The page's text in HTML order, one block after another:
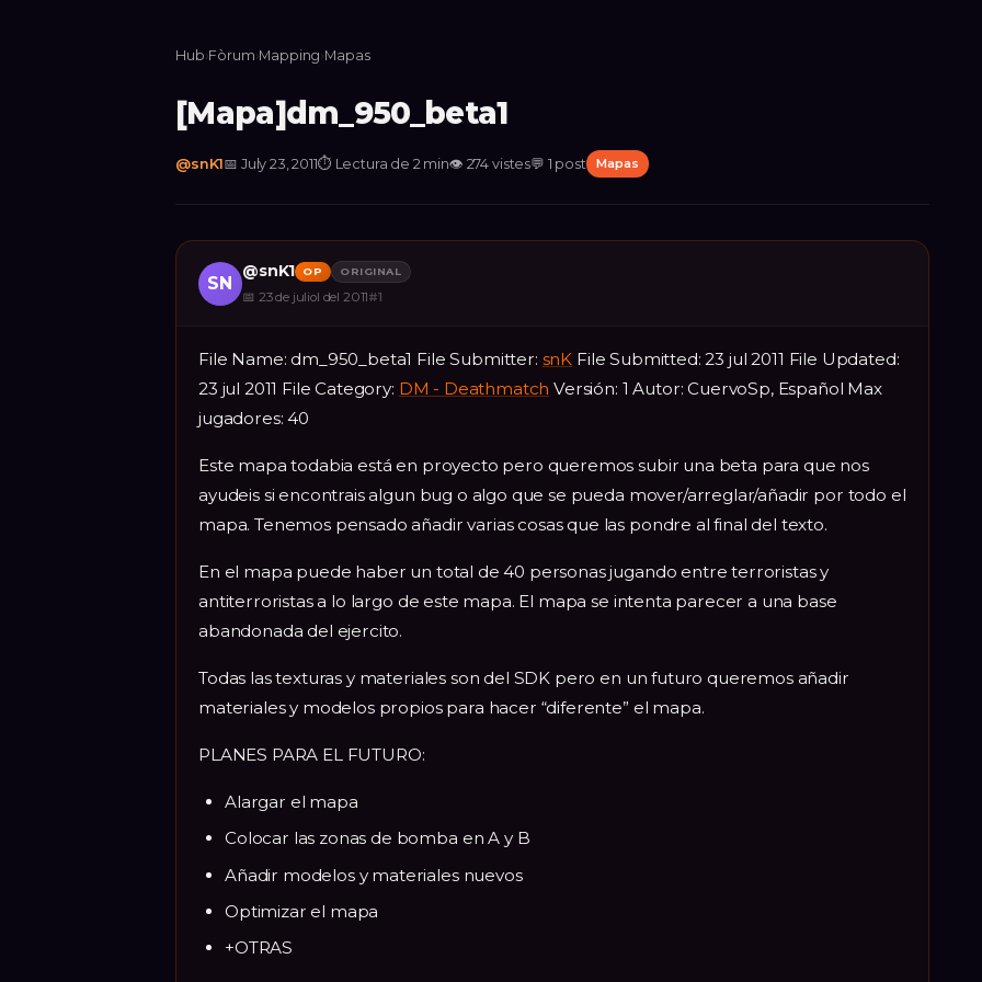
Hub›Fòrum›Mapping›Mapas
[Mapa]dm_950_beta1
@snK1📅 July 23, 2011⏱ Lectura de 2 min👁 274 vistes💬 1 post Mapas
SN
@snK1 OP ORIGINAL
📅 23 de juliol del 2011#1
File Name: dm_950_beta1 File Submitter: snK File Submitted: 23 jul 2011 File Updated:
23 jul 2011 File Category: DM - Deathmatch Versión: 1 Autor: CuervoSp, Español Max
jugadores: 40
Este mapa todabia está en proyecto pero queremos subir una beta para que nos
ayudeis si encontrais algun bug o algo que se pueda mover/arreglar/añadir por todo el
mapa. Tenemos pensado añadir varias cosas que las pondre al final del texto.
En el mapa puede haber un total de 40 personas jugando entre terroristas y
antiterroristas a lo largo de este mapa. El mapa se intenta parecer a una base
abandonada del ejercito.
Todas las texturas y materiales son del SDK pero en un futuro queremos añadir
materiales y modelos propios para hacer “diferente” el mapa.
PLANES PARA EL FUTURO:
Alargar el mapa
Colocar las zonas de bomba en A y B
Añadir modelos y materiales nuevos
Optimizar el mapa
+OTRAS